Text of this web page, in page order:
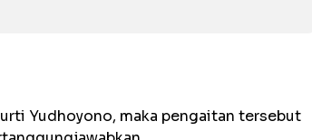
Yudhoyono, maka pengaitan tersebut